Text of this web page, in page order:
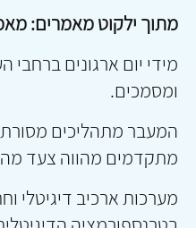
מתוך ילקוט מאמרים:
מידי יום ארגונים
ומסמכים.
המעבר מתהליכים
מתקדמים מהווה צעד
מערכות ארכיב דיגיטלי ו